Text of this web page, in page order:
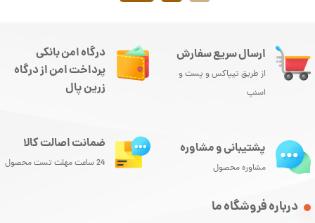
ارسال سریع سفارش
از طریق تیپاکس و پست و
اسنپ
درباره فروشگاه ما
درگاه امن بانکی
پرداخت امن از درگاه
زرین پال
پشتیبانی و مشاوره
مشاوره محصول
ضمانت اصالت کالا
24 ساعت مهلت تست محصول